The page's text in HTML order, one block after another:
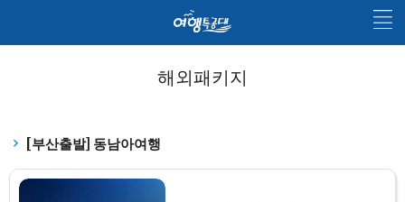
해외패키지
[부산출발] 동남아여행